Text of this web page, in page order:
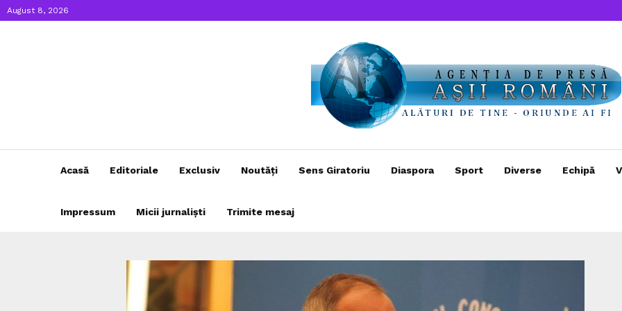
August 8, 2026
Acasă Editoriale Exclusiv Noutăți Sens Giratoriu Diaspora Sport Diverse Echipă
Impressum Micii jurnaliști Trimite mesaj